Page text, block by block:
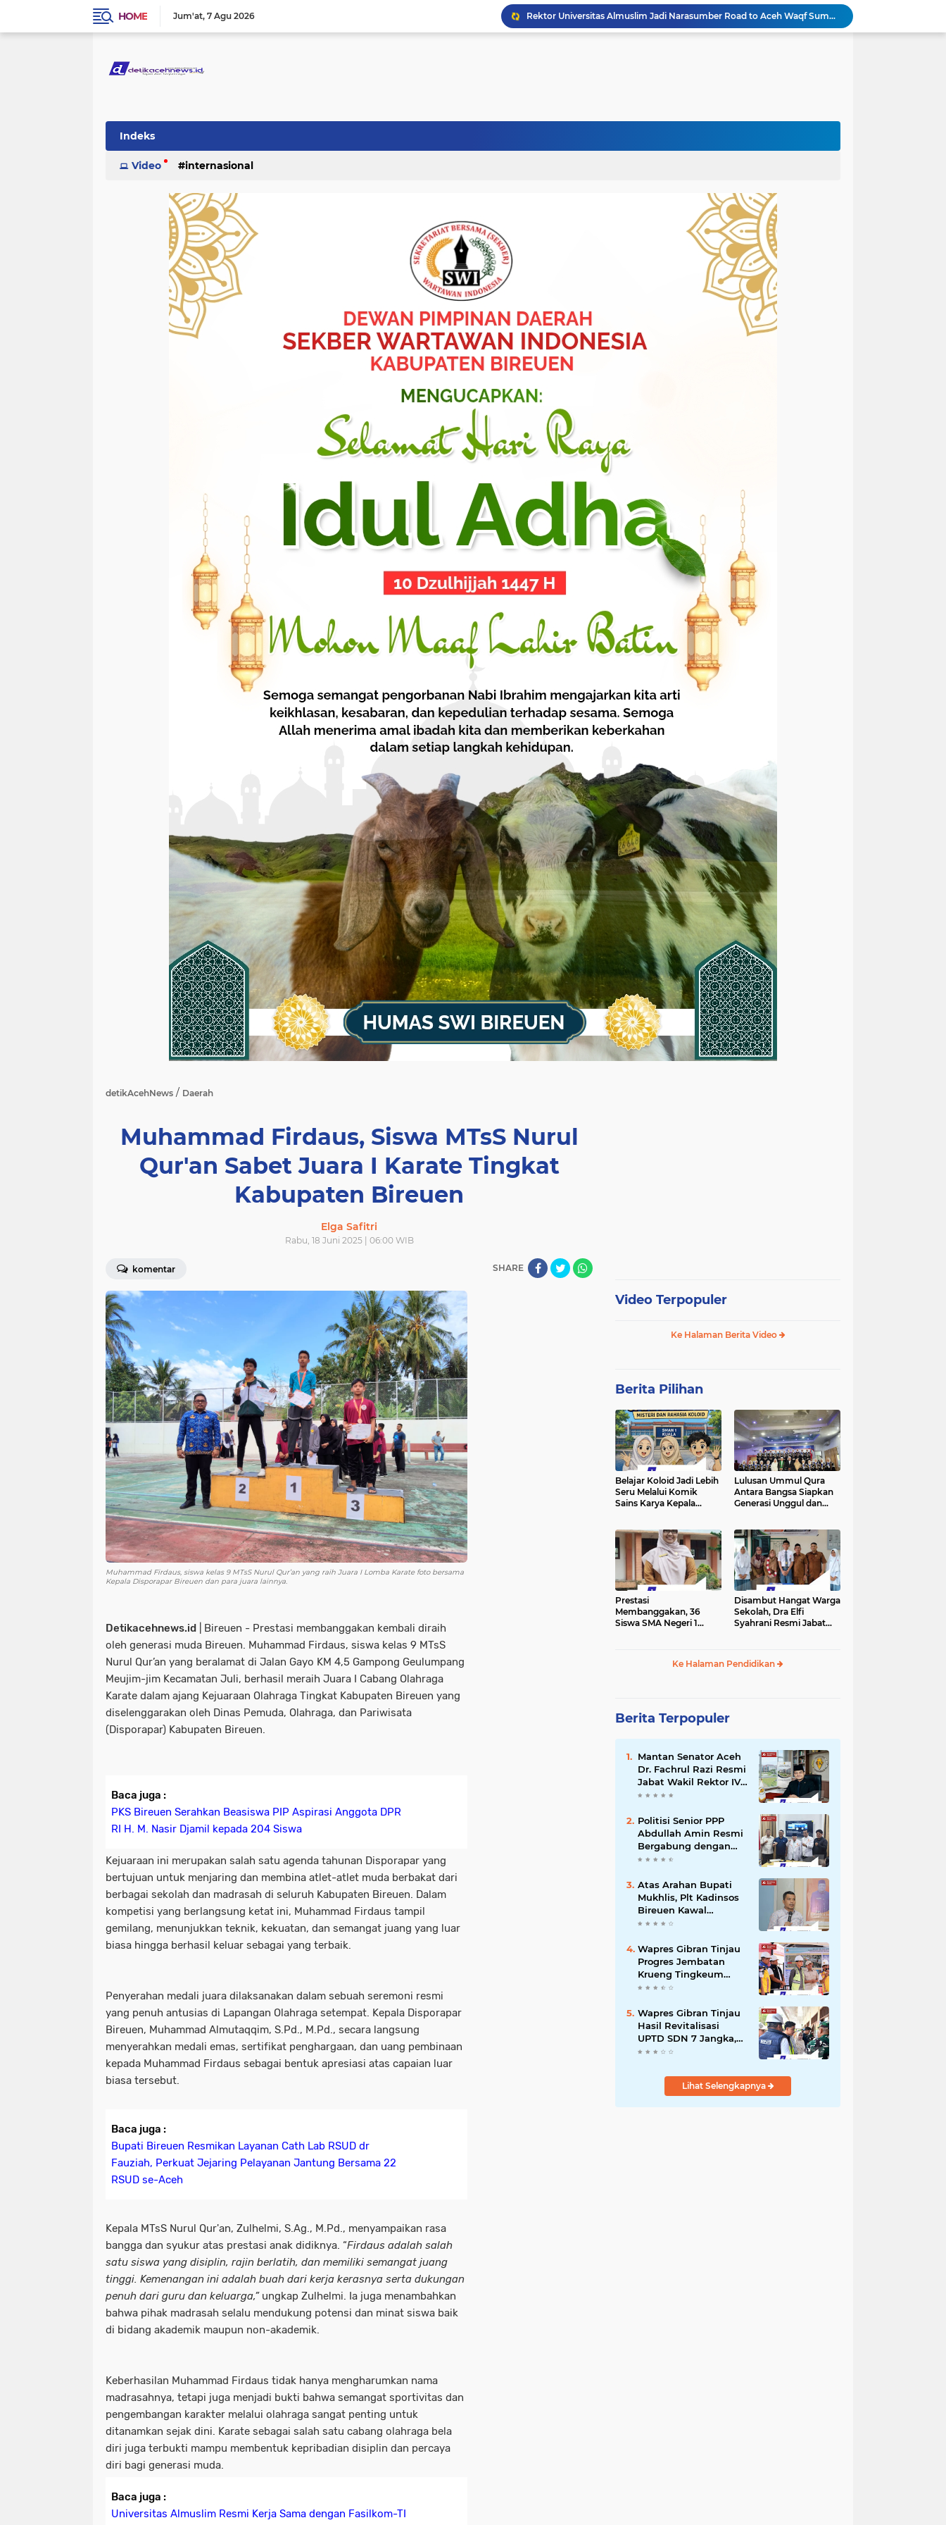
HOME Jum'at 7 Agu 2026
Rektor Universitas Almuslim Jadi Narasumber Road to Aceh Waqf Summit, Paparkan Praktik Baik Kampus Wakaf
Politisi Senior PPP Abdullah Amin Resmi Bergabung dengan PKS Bireuen
Wapres Gibran Tinjau Hasil Revitalisasi UPTD SDN 7 Jangka, Pastikan Pemulihan Pendidikan Pascabencana Berjalan Optimal
Indeks
Video internasional
detikAcehNews / Daerah
Muhammad Firdaus, Siswa MTsS Nurul
Qur'an Sabet Juara I Karate Tingkat
Kabupaten Bireuen
Elga Safitri
Rabu, 18 Juni 2025 | 06:00 WIB
komentar SHARE
Muhammad Firdaus, siswa kelas 9 MTsS Nurul Qur’an yang raih Juara I Lomba Karate foto bersama
Kepala Disporapar Bireuen dan para juara lainnya.
Detikacehnews.id | Bireuen - Prestasi membanggakan kembali diraih
oleh generasi muda Bireuen. Muhammad Firdaus, siswa kelas 9 MTsS
Nurul Qur’an yang beralamat di Jalan Gayo KM 4,5 Gampong Geulumpang
Meujim-jim Kecamatan Juli, berhasil meraih Juara I Cabang Olahraga
Karate dalam ajang Kejuaraan Olahraga Tingkat Kabupaten Bireuen yang
diselenggarakan oleh Dinas Pemuda, Olahraga, dan Pariwisata
(Disporapar) Kabupaten Bireuen.
Baca juga :
PKS Bireuen Serahkan Beasiswa PIP Aspirasi Anggota DPR
RI H. M. Nasir Djamil kepada 204 Siswa
Kejuaraan ini merupakan salah satu agenda tahunan Disporapar yang
bertujuan untuk menjaring dan membina atlet-atlet muda berbakat dari
berbagai sekolah dan madrasah di seluruh Kabupaten Bireuen. Dalam
kompetisi yang berlangsung ketat ini, Muhammad Firdaus tampil
gemilang, menunjukkan teknik, kekuatan, dan semangat juang yang luar
biasa hingga berhasil keluar sebagai yang terbaik.
Penyerahan medali juara dilaksanakan dalam sebuah seremoni resmi
yang penuh antusias di Lapangan Olahraga setempat. Kepala Disporapar
Bireuen, Muhammad Almutaqqim, S.Pd., M.Pd., secara langsung
menyerahkan medali emas, sertifikat penghargaan, dan uang pembinaan
kepada Muhammad Firdaus sebagai bentuk apresiasi atas capaian luar
biasa tersebut.
Baca juga :
Bupati Bireuen Resmikan Layanan Cath Lab RSUD dr
Fauziah, Perkuat Jejaring Pelayanan Jantung Bersama 22
RSUD se-Aceh
Kepala MTsS Nurul Qur'an, Zulhelmi, S.Ag., M.Pd., menyampaikan rasa
bangga dan syukur atas prestasi anak didiknya. “Firdaus adalah salah
satu siswa yang disiplin, rajin berlatih, dan memiliki semangat juang
tinggi. Kemenangan ini adalah buah dari kerja kerasnya serta dukungan
penuh dari guru dan keluarga,”ungkap Zulhelmi. Ia juga menambahkan
bahwa pihak madrasah selalu mendukung potensi dan minat siswa baik
di bidang akademik maupun non-akademik.
Keberhasilan Muhammad Firdaus tidak hanya mengharumkan nama
madrasahnya, tetapi juga menjadi bukti bahwa semangat sportivitas dan
pengembangan karakter melalui olahraga sangat penting untuk
ditanamkan sejak dini. Karate sebagai salah satu cabang olahraga bela
diri juga terbukti mampu membentuk kepribadian disiplin dan percaya
diri bagi generasi muda.
Baca juga :
Universitas Almuslim Resmi Kerja Sama dengan Fasilkom-TI
Video Terpopuler
Ke Halaman Berita Video
Berita Pilihan
Belajar Koloid Jadi Lebih
Seru Melalui Komik
Sains Karya Kepala
Lulusan Ummul Qura
Antara Bangsa Siapkan
Generasi Unggul dan
Prestasi
Membanggakan, 36
Siswa SMA Negeri 1
Disambut Hangat Warga
Sekolah, Dra Elfi
Syahrani Resmi Jabat
Ke Halaman Pendidikan
Berita Terpopuler
Mantan Senator Aceh
Dr. Fachrul Razi Resmi
Jabat Wakil Rektor IV
Universitas Kartamulia
Politisi Senior PPP
Abdullah Amin Resmi
Bergabung dengan
PKS Bireuen
Atas Arahan Bupati
Mukhlis, Plt Kadinsos
Bireuen Kawal
Percepatan
Intens Berkoordinasi
dengan Kemensos
Wapres Gibran Tinjau
Progres Jembatan
Krueng Tingkeum
Kuta Blang
Wapres Gibran Tinjau
Hasil Revitalisasi
UPTD SDN 7 Jangka,
Pastikan Pemulihan
Pascabencana
Berjalan OptimalLihat Selengkapnya